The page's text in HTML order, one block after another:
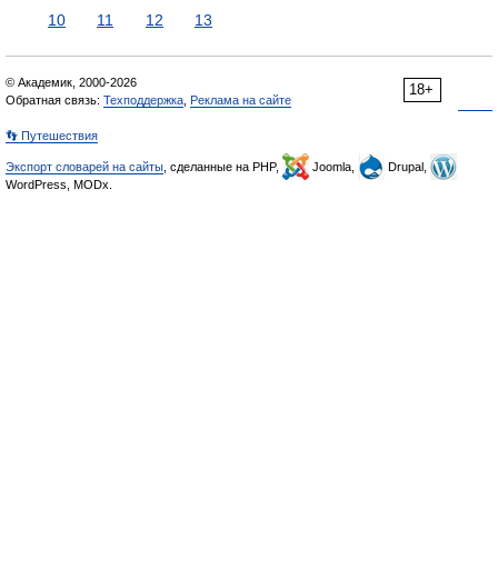
10
11 12 13
18+
© Академик, 2000-2026
Обратная связь: Техподдержка Реклама на сайте
👣 Путешествия
Экспорт словарей на сайты , сделанные на PHP, Joomla,
Drupal,
WordPress, MODx.